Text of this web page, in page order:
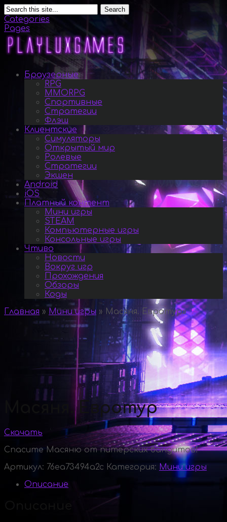
Search
Categories
Pages
Браузерные
RPG
MMORPG
Спортивные
Стратегии
Флэш
Клиентские
Симуляторы
Открытый мир
Ролевые
Стратегии
Экшен
Android
iOS
Платный контент
Мини игры
STEAM
Компьютерные игры
Консольные игры
Чтиво
Новости
Вокруг игр
Прохождения
Обзоры
Коды
Главная » Мини игры » Масяня. Евротур»
Масяня. Евротур
Скачать
Спасите Масяню от питерских бандитов!
Артикул: 76ea73494a2c Категория: Мини игры
Описание